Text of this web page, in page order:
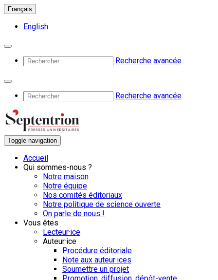
Français
English
Recherche avancée
Recherche avancée
Toggle navigation
Accueil
Qui sommes-nous ?
Notre maison
Notre équipe
Nos comités éditoriaux
Notre politique de science ouverte
On parle de nous !
Vous êtes
Lecteur·ice
Auteur·ice
Procédure éditoriale
Note aux auteur·ices
Soumettre un projet